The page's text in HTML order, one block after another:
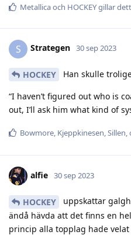
Metallicaoch HOCKEYgillar
S Strategen 30 sep 2023
HOCKEY Han skulle
“I haven’t figured out who is
out, I’ll ask him what kind of
Bowmore, Kjeppkinesen,Sillen,
alfie 30 sep 2023
HOCKEY
uppskattar
ändå hävda att det finns en
princip alla topplag hade velat